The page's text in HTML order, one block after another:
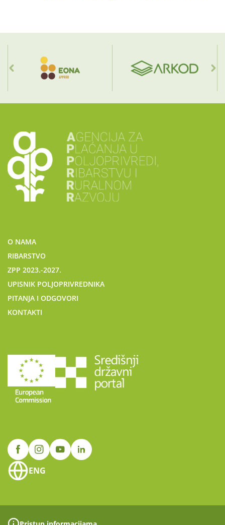
O NAMA
RIBARSTVO
ZPP 2023.-2027.
UPISNIK POLJOPRIVREDNIKA
PITANJA I ODGOVORI
KONTAKTI
ENG